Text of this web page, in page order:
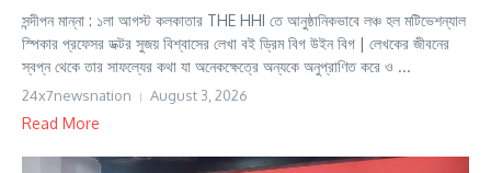
সন্দীপন মান্না : ১লা আগস্ট কলকাতার THE HHI তে আনুষ্ঠানিকভাবে লঞ্চ হল মটিভেশন্যাল
স্পিকার প্রফেসর ডক্টর সুজয় বিশ্বাসের লেখা বই ড্রিম বিগ উইন বিগ | লেখকের জীবনের
স্বপ্ন থেকে তার সাফল্যের কথা যা অনেকক্ষেত্রে অন্যকে অনুপ্রাণিত করে ও ...
24x7newsnation August 3, 2026
Read More